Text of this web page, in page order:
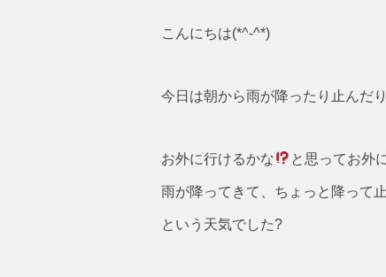
こんにちは(*^-^*)
今日は朝から雨が降ったり止んだ
お外に行けるかな と思ってお外
雨が降ってきて、ちょっと降って
という天気でした?